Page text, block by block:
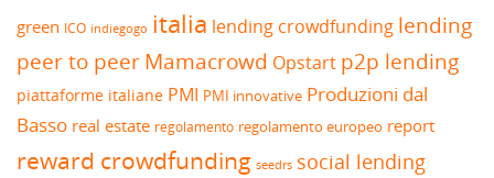
green ICO indiegogo italia lending crowdfunding lending
peer to peerMamacrowd Opstart p2p lending
piattaforme italiane PMI PMI innovative Produzioni dal
Basso real estate regolamento regolamento europeo report
reward crowdfunding seedrs social lending